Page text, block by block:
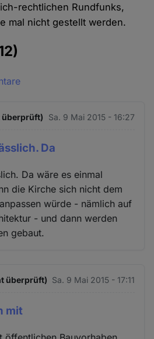
rechtlichen Rundfunks,
mal nicht gestellt werden.
überprüft) Sa. 9 Mai 2015 - 16:27
Da
Da wäre es einmal
die Kirche sich nicht dem
würde - nämlich auf
- und dann werden
gebaut.
überprüft) Sa. 9 Mai 2015 - 17:11
mit